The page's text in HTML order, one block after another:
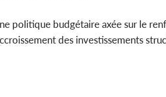
politique budgétaire axée sur le
des investissements